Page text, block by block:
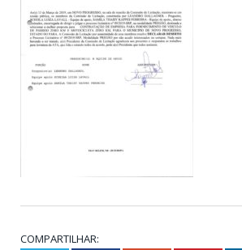
COMPARTILHAR: